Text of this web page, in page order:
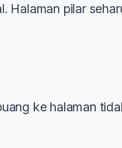
Halaman pilar
ke halaman